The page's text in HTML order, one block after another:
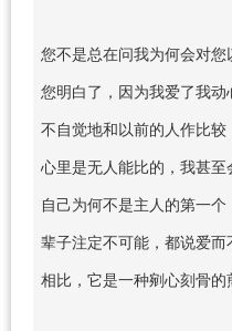
您不是总在问我为何会对
您明白了，因为我爱了我
不自觉地和以前的人作比
心里是无人能比的，我甚
自己为何不是主人的第一
辈子注定不可能，都说爱
相比，它是一种剜心刻骨的